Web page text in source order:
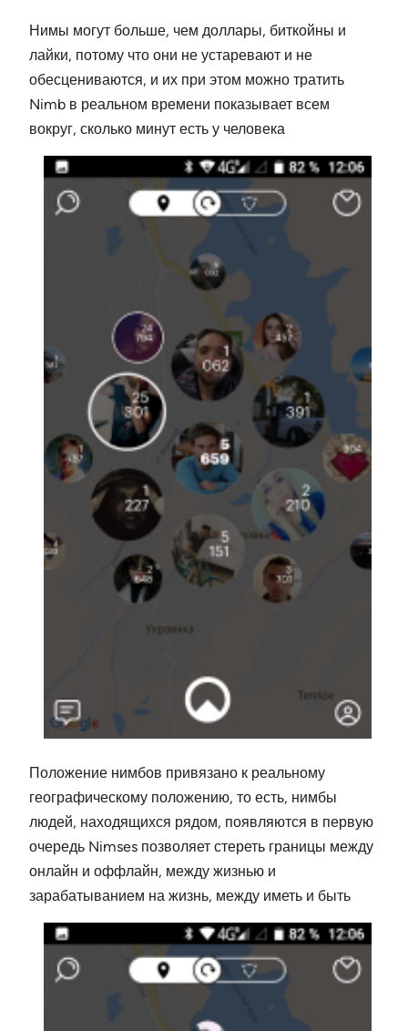
Нимы могут больше, чем доллары, биткойны и
лайки, потому что они не устаревают и не
обесцениваются, и их при этом можно тратить
Nimb в реальном времени показывает всем
вокруг, сколько минут есть у человека
Положение нимбов привязано к реальному
географическому положению, то есть, нимбы
людей, находящихся рядом, появляются в первую
очередь Nimses позволяет стереть границы между
онлайн и оффлайн, между жизнью и
зарабатыванием на жизнь, между иметь и быть